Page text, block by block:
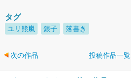
タグ
ユリ熊嵐 銀子 落書き
次の作品 投稿作品一覧